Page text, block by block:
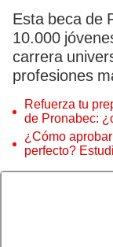
Esta beca de
10.000
carrera
profesiones
Refuerza tu
de Pronabec:
¿Cómo
perfecto?